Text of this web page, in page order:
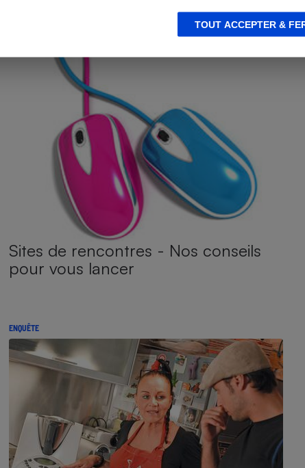
TOUT ACCEPTER &
Sites de rencontres - Nos conseils
pour vous lancer
ENQUÊTE